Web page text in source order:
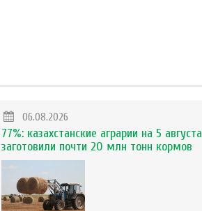
06.08.2026
77%: казахстанские аграрии на 5 августа
заготовили почти 20 млн тонн кормов